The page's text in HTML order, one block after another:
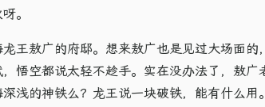
。
王敖广的府邸。想来敖广也是见过大场面的
悟空都说太轻不趁手。实在没办法了，敖广
浅的神铁么？龙王说一块破铁，能有什么用